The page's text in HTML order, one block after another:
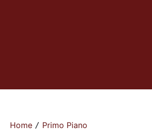
Home / Primo Piano